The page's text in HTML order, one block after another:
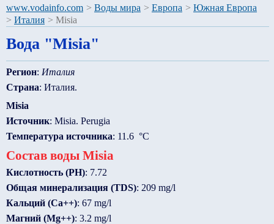
www.vodainfo.com > Воды мира > Европа > Южная Европа
> Италия > Misia
Вода "Misia"
Регион: Италия
Страна: Италия.
Misia
Источник: Misia. Perugia
Температура источника: 11.6 °C
Состав воды Misia
Кислотность (PH): 7.72
Общая минерализация (TDS): 209 mg/l
Кальций (Ca++): 67 mg/l
Магний (Mg++): 3.2 mg/l